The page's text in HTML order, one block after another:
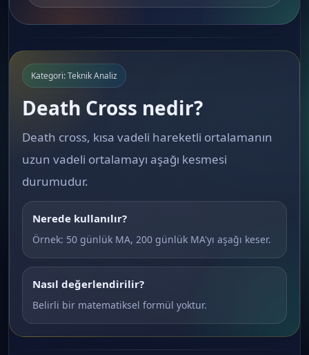
Kategori: Teknik Analiz
Death Cross nedir?
Death cross, kısa vadeli hareketli ortalamanın
uzun vadeli ortalamayı aşağı kesmesi
durumudur.
Nerede kullanılır?
Örnek: 50 günlük MA, 200 günlük MA'yı aşağı keser.
Nasıl değerlendirilir?
Belirli bir matematiksel formül yoktur.